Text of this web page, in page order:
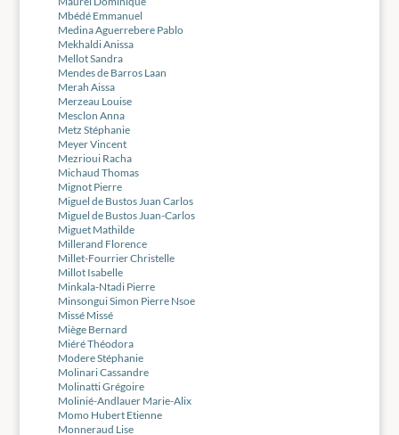
Mbédé Emmanuel
Medina Aguerrebere Pablo
Mekhaldi Anissa
Mellot Sandra
Mendes de Barros Laan
Merah Aissa
Merzeau Louise
Mesclon Anna
Metz Stéphanie
Meyer Vincent
Mezrioui Racha
Michaud Thomas
Mignot Pierre
Miguel de Bustos Juan Carlos
Miguel de Bustos Juan-Carlos
Miguet Mathilde
Millerand Florence
Millet-Fourrier Christelle
Millot Isabelle
Minkala-Ntadi Pierre
Minsongui Simon Pierre Nsoe
Missé Missé
Miège Bernard
Miéré Théodora
Modere Stéphanie
Molinari Cassandre
Molinatti Grégoire
Molinié-Andlauer Marie-Alix
Momo Hubert Etienne
Monneraud Lise